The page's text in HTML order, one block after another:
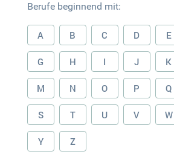
Berufe beginnend mit:
A B C D E
G H I J K
M N O P Q
S T U V W
Y Z